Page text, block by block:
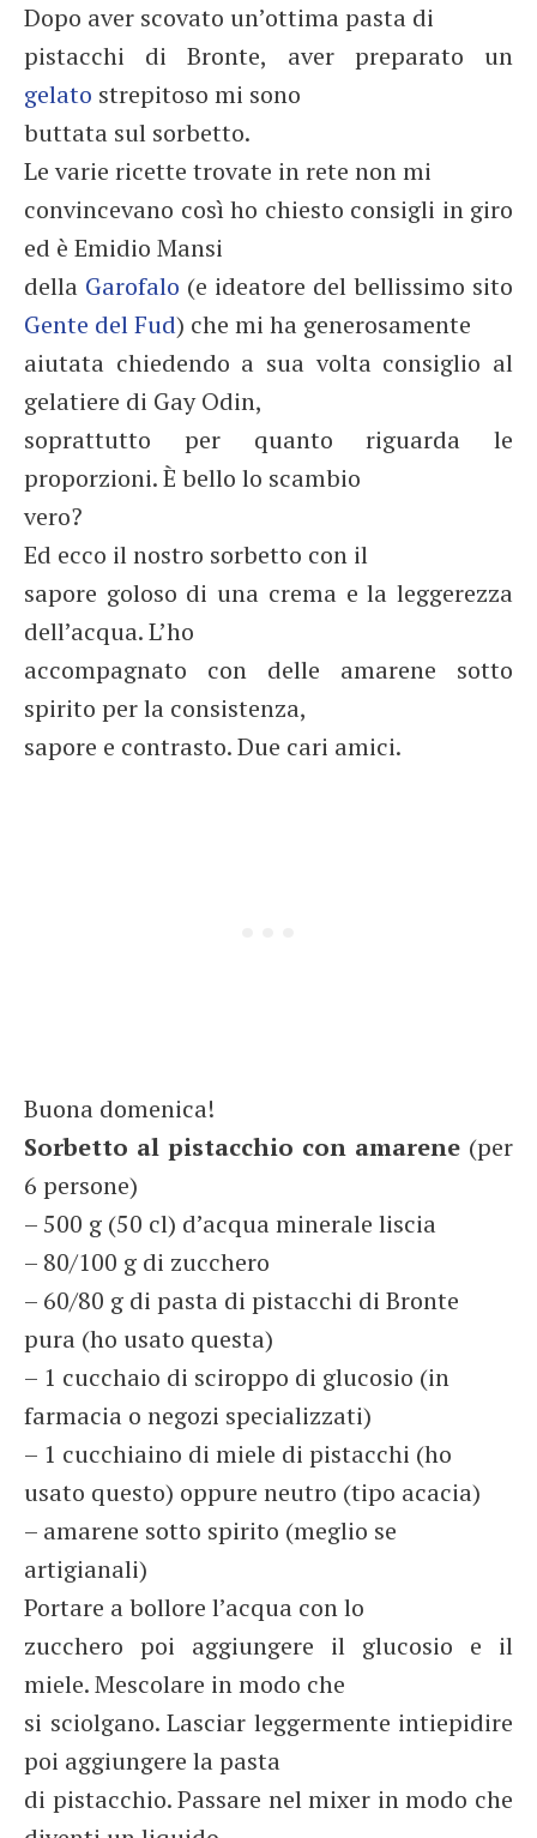
Dopo aver scovato un’ottima pasta di
pistacchi di Bronte, aver preparato un
gelato strepitoso mi sono
buttata sul sorbetto.
Le varie ricette trovate in rete non mi
convincevano così ho chiesto consigli in giro
ed è Emidio Mansi
della Garofalo (e ideatore del bellissimo sito
Gente del Fud) che mi ha generosamente
aiutata chiedendo a sua volta consiglio al
gelatiere di Gay Odin,
soprattutto per quanto riguarda le
proporzioni. È bello lo scambio
vero?
Ed ecco il nostro sorbetto con il
sapore goloso di una crema e la leggerezza
dell’acqua. L’ho
accompagnato con delle amarene sotto
spirito per la consistenza,
sapore e contrasto. Due cari amici.
Buona domenica!
Sorbetto al pistacchio con amarene (per
6 persone)
– 500 g (50 cl) d’acqua minerale liscia
– 80/100 g di zucchero
– 60/80 g di pasta di pistacchi di Bronte
pura (ho usato questa)
– 1 cucchaio di sciroppo di glucosio (in
farmacia o negozi specializzati)
– 1 cucchiaino di miele di pistacchi (ho
usato questo) oppure neutro (tipo acacia)
– amarene sotto spirito (meglio se
artigianali)
Portare a bollore l’acqua con lo
zucchero poi aggiungere il glucosio e il
miele. Mescolare in modo che
si sciolgano. Lasciar leggermente intiepidire
poi aggiungere la pasta
di pistacchio. Passare nel mixer in modo che